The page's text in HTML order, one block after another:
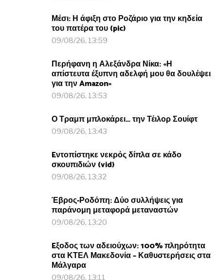
Μέσι: Η άφιξη στο Ροζάριο για την κηδεία
του πατέρα του (pic)
09/08/26, 13:59
Περήφανη η Αλεξάνδρα Νίκα: «Η
απίστευτα έξυπνη αδελφή μου θα δουλέψει
για την Amazon»
09/08/26, 13:53
Ο Τραμπ μπλοκάρει… την Τέιλορ Σουίφτ
09/08/26, 13:43
Eντοπίστηκε νεκρός δίπλα σε κάδο
σκουπιδιών (vid)
09/08/26, 13:32
Έβρος-Ροδόπη: Δύο συλλήψεις για
παράνομη μεταφορά μεταναστών
09/08/26, 13:20
Eξοδος των αδειούχων: 100% πληρότητα
στα ΚΤΕΛ Μακεδονία – Καθυστερήσεις στα
Μάλγαρα
09/08/26, 13:11